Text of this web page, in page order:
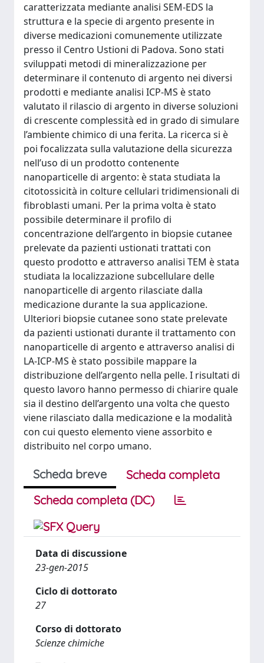
caratterizzata mediante analisi SEM-EDS la
struttura e la specie di argento presente in
diverse medicazioni comunemente utilizzate
presso il Centro Ustioni di Padova. Sono stati
sviluppati metodi di mineralizzazione per
determinare il contenuto di argento nei diversi
prodotti e mediante analisi ICP-MS è stato
valutato il rilascio di argento in diverse soluzioni
di crescente complessità ed in grado di simulare
l’ambiente chimico di una ferita. La ricerca si è
poi focalizzata sulla valutazione della sicurezza
nell’uso di un prodotto contenente
nanoparticelle di argento: è stata studiata la
citotossicità in colture cellulari tridimensionali di
fibroblasti umani. Per la prima volta è stato
possibile determinare il profilo di
concentrazione dell’argento in biopsie cutanee
prelevate da pazienti ustionati trattati con
questo prodotto e attraverso analisi TEM è stata
studiata la localizzazione subcellulare delle
nanoparticelle di argento rilasciate dalla
medicazione durante la sua applicazione.
Ulteriori biopsie cutanee sono state prelevate
da pazienti ustionati durante il trattamento con
nanoparticelle di argento e attraverso analisi di
LA-ICP-MS è stato possibile mappare la
distribuzione dell’argento nella pelle. I risultati di
questo lavoro hanno permesso di chiarire quale
sia il destino dell’argento una volta che questo
viene rilasciato dalla medicazione e la modalità
con cui questo elemento viene assorbito e
distribuito nel corpo umano.
Scheda breve
Scheda completa
Scheda completa (DC)
Data di discussione
23-gen-2015
Ciclo di dottorato
27
Corso di dottorato
Scienze chimiche